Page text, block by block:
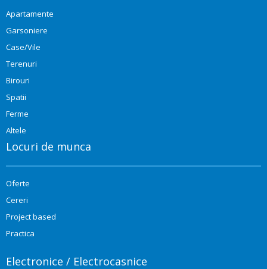
Apartamente
Garsoniere
Case/Vile
Terenuri
Birouri
Spatii
Ferme
Altele
Locuri de munca
Oferte
Cereri
Project based
Practica
Electronice / Electrocasnice